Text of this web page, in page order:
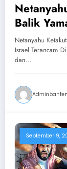
Balik
Israel
Netanyahu
Israel Terancam
dan…
Adminbanten
September 9,